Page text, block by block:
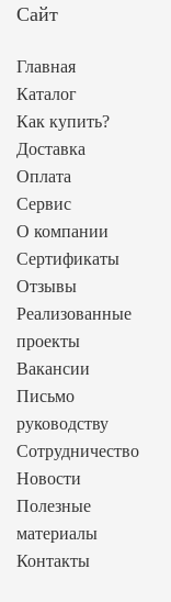
Сайт
Главная
Каталог
Как купить?
Доставка
Оплата
Сервис
О компании
Сертификаты
Отзывы
Реализованные
проекты
Вакансии
Письмо
руководству
Сотрудничество
Новости
Полезные
материалы
Контакты